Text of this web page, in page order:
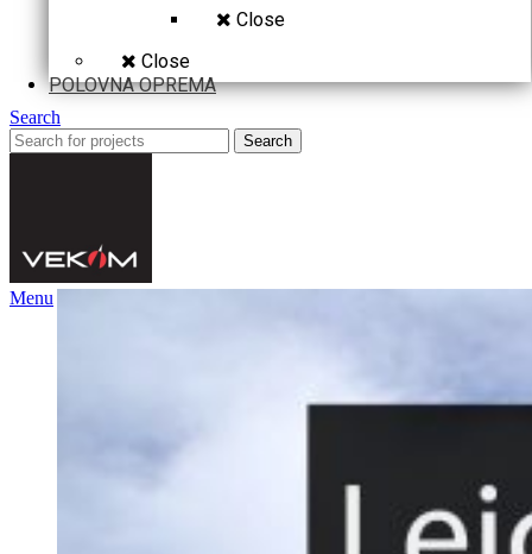
Close
Close
POLOVNA OPREMA
Search
Search
Menu